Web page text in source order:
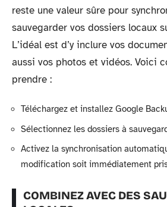
reste une valeur sûre pour
sauvegarder vos dossiers locaux
L’idéal est d’y inclure vos
aussi vos photos et vidéos. Voici
prendre :
Téléchargez et installez Google
Sélectionnez les dossiers à
Activez la synchronisation
modification soit immédiatement
COMBINEZ AVEC DES